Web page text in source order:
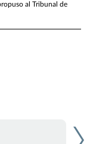
al Tribunal de